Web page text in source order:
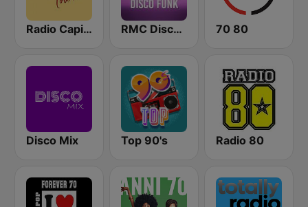
Radio Capital Funky Town RMC Disco Funk 70 80
Disco Mix Top 90's Radio 80